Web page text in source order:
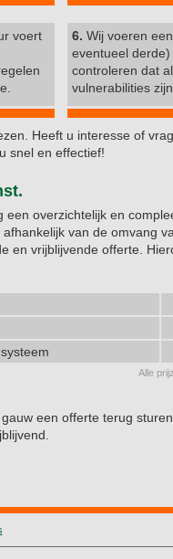
voert
6. Wij voeren
eventueel
controleren dat
vulnerabilities
Heeft u interesse of
snel en effectief!
overzichtelijk en
van de omvang
en vrijblijvende offerte.
Alle
een offerte terug